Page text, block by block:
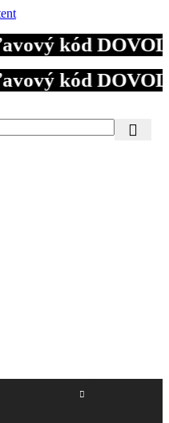
kód
kód
kód